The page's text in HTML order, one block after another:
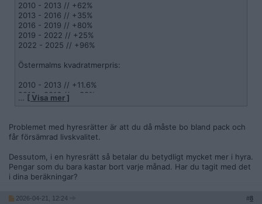
2010 - 2013 // +62%
2013 - 2016 // +35%
2016 - 2019 // +80%
2019 - 2022 // +25%
2022 - 2025 // +96%
Östermalms kvadratmerpris:
2010 - 2013 // +11.6%
2013 - 2016 // + 38%
2016 - 2019 // +1.3%
2022 - 2025 // +4.29%
stockholm/ostermalm/#/bostadsratter/48m-prisutveckling
Hur jag än vänder och vrider på det så verkar det vara mer
lönsamt att ha pengarna i en NASDAQ100-ETF än att ha dem
uppbundna i en bostadsrätt, även om den ligger innanför
… [ Visa mer ]
Problemet med hyresrätter är att du då måste bo bland pack och
får försämrad livskvalitet.
Dessutom, i en hyresrätt så betalar du betydligt mycket mer i hyra.
Pengar som du bara kastar bort varje månad. Har du tagit med det
i dina beräkningar?
2026-04-21, 12:24 #8